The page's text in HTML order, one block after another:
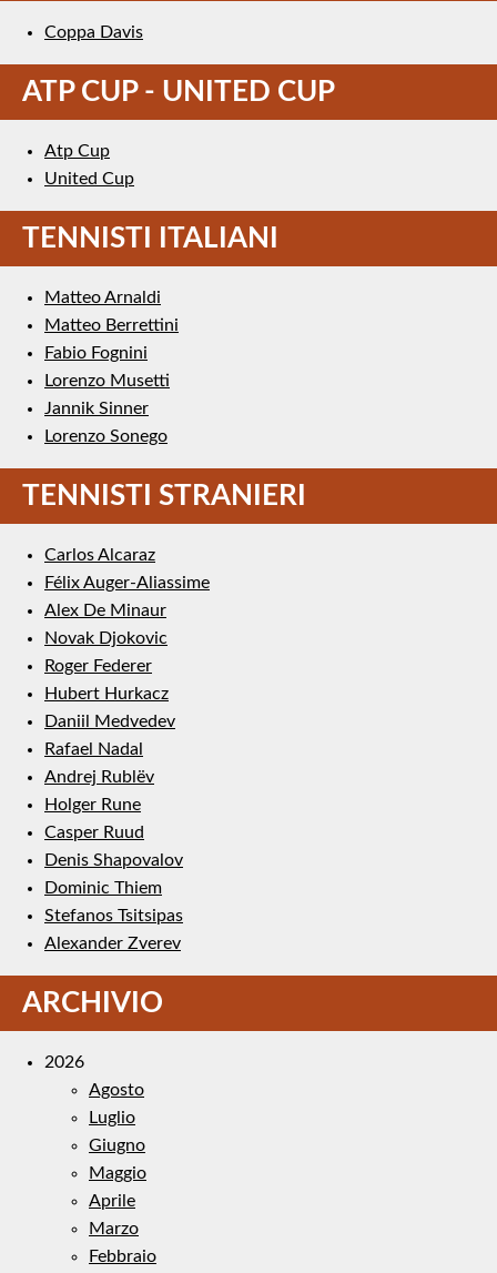
Coppa Davis
ATP CUP - UNITED CUP
Atp Cup
United Cup
TENNISTI ITALIANI
Matteo Arnaldi
Matteo Berrettini
Fabio Fognini
Lorenzo Musetti
Jannik Sinner
Lorenzo Sonego
TENNISTI STRANIERI
Carlos Alcaraz
Félix Auger-Aliassime
Alex De Minaur
Novak Djokovic
Roger Federer
Hubert Hurkacz
Daniil Medvedev
Rafael Nadal
Andrej Rublëv
Holger Rune
Casper Ruud
Denis Shapovalov
Dominic Thiem
Stefanos Tsitsipas
Alexander Zverev
ARCHIVIO
2026
Agosto
Luglio
Giugno
Maggio
Aprile
Marzo
Febbraio